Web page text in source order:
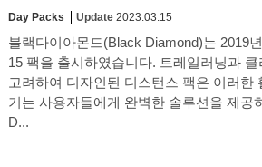
Day Packs Update 2023.03.15
블랙다이아몬드(Black Diamond)는 2019
15 팩을 출시하였습니다. 트레일러닝과
고려하여 디자인된 디스턴스 팩은 이러한
기는 사용자들에게 완벽한 솔루션을 제공하였
D...